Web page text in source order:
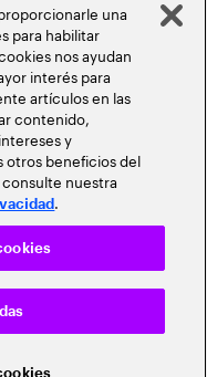
una
para habilitar
nos ayudan
interés para
artículos en las
contenido,
y
otros beneficios del
nuestra
.